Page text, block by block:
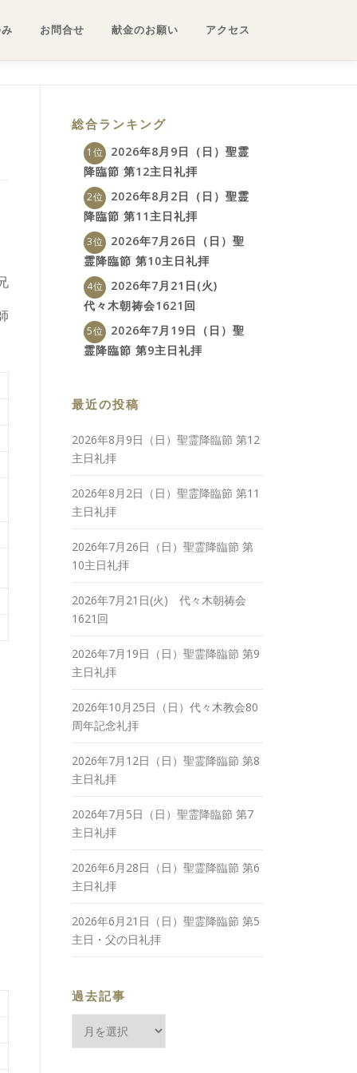
お問合せ 献金のお願い アクセス
総合ランキング
2026年8月9日（日）聖霊
降臨節 第12主日礼拝
2026年8月2日（日）聖霊
降臨節 第11主日礼拝
2026年7月26日（日）聖
霊降臨節 第10主日礼拝
2026年7月21日(火)
代々木朝祷会1621回
2026年7月19日（日）聖
霊降臨節 第9主日礼拝
最近の投稿
2026年8月9日（日）聖霊降臨節 第12
主日礼拝
2026年8月2日（日）聖霊降臨節 第11
主日礼拝
2026年7月26日（日）聖霊降臨節 第
10主日礼拝
2026年7月21日(火) 代々木朝祷会
1621回
2026年7月19日（日）聖霊降臨節 第9
主日礼拝
2026年10月25日（日）代々木教会80
周年記念礼拝
2026年7月12日（日）聖霊降臨節 第8
主日礼拝
2026年7月5日（日）聖霊降臨節 第7
主日礼拝
2026年6月28日（日）聖霊降臨節 第6
主日礼拝
2026年6月21日（日）聖霊降臨節 第5
主日・父の日礼拝
過去記事